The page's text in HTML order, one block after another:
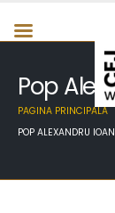
Pop
PAGINA PRINCIPALA
POP ALEXANDRU IOAN